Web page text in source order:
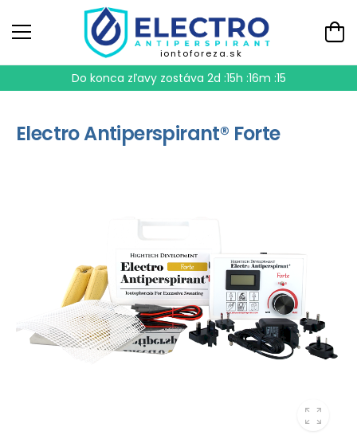
iontoforeza.sk
Do konca zľavy zostáva 2d :15h :16m :15
Electro Antiperspirant® Forte